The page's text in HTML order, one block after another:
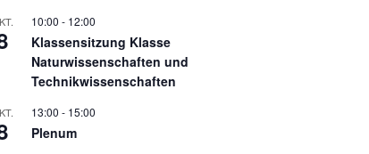
10:00 - 12:00
Klassensitzung Klasse
Naturwissenschaften und
Technikwissenschaften
13:00 - 15:00
Plenum